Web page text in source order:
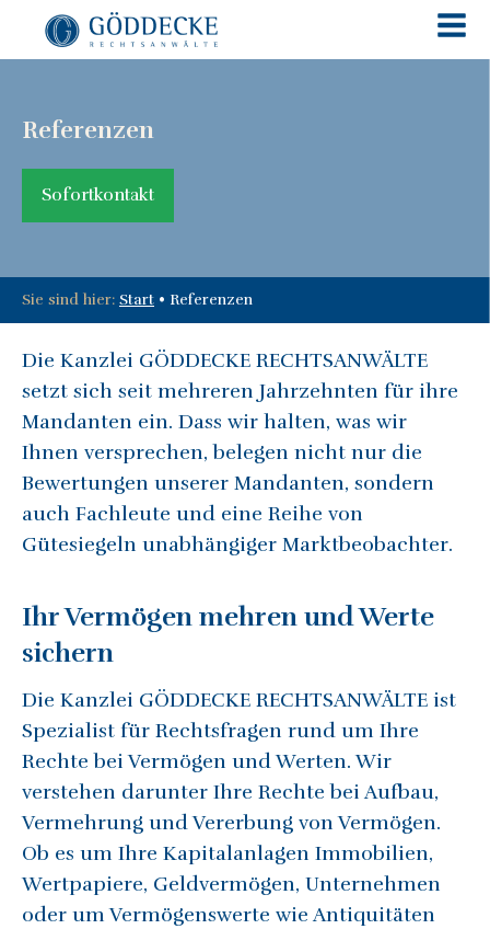
Referenzen
Sofortkontakt
Sie sind hier: Start • Referenzen
Die Kanzlei GÖDDECKE RECHTSANWÄLTE
setzt sich seit mehreren Jahrzehnten für ihre
Mandanten ein. Dass wir halten, was wir
Ihnen versprechen, belegen nicht nur die
Bewertungen unserer Mandanten, sondern
auch Fachleute und eine Reihe von
Gütesiegeln unabhängiger Marktbeobachter.
Ihr Vermögen mehren und Werte
sichern
Die Kanzlei GÖDDECKE RECHTSANWÄLTE ist
Spezialist für Rechtsfragen rund um Ihre
Rechte bei Vermögen und Werten. Wir
verstehen darunter Ihre Rechte bei Aufbau,
Vermehrung und Vererbung von Vermögen.
Ob es um Ihre Kapitalanlagen Immobilien,
Wertpapiere, Geldvermögen, Unternehmen
oder um Vermögenswerte wie Antiquitäten